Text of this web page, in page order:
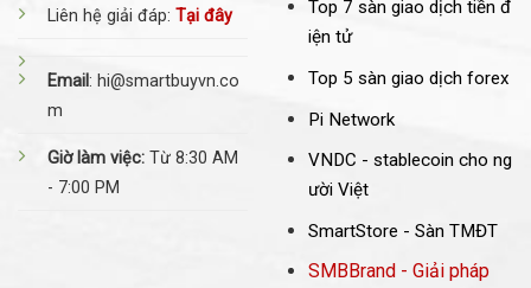
Liên hệ giải đáp: Tại đây
Email: hi@smartbuyvn.co
m
Giờ làm việc: Từ 8:30 AM
- 7:00 PM
Top 7 sàn giao dịch tiền đ
iện tử
Top 5 sàn giao dịch forex
Pi Network
VNDC - stablecoin cho ng
ười Việt
SmartStore - Sàn TMĐT
SMBBrand - Giải pháp